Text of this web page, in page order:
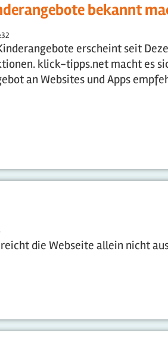
bekannt
erscheint seit
klick-tipps.net macht es
an Websites und Apps
die Webseite allein nicht